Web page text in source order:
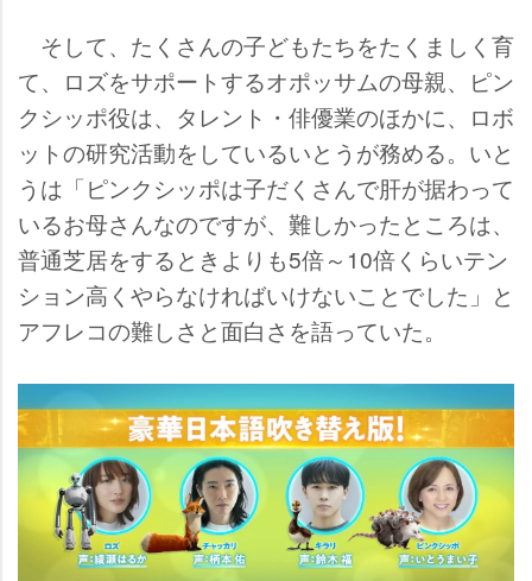
そして、たくさんの子どもたちをたくましく育
て、ロズをサポートするオポッサムの母親、ピン
クシッポ役は、タレント・俳優業のほかに、ロボ
ットの研究活動をしているいとうが務める。いと
うは「ピンクシッポは子だくさんで肝が据わって
いるお母さんなのですが、難しかったところは、
普通芝居をするときよりも5倍～10倍くらいテン
ション高くやらなければいけないことでした」と
アフレコの難しさと面白さを語っていた。